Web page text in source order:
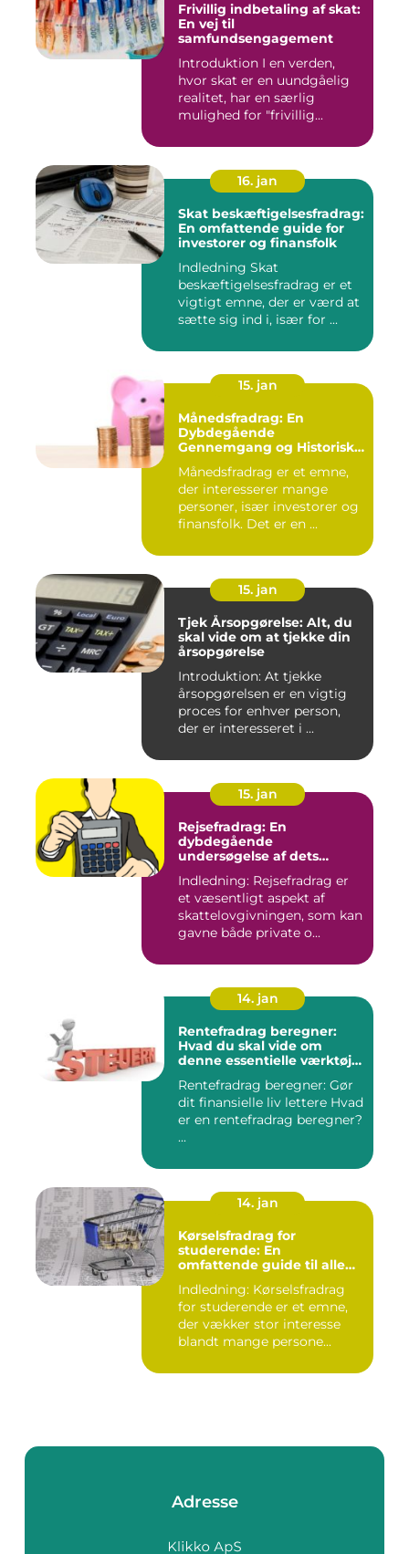
Frivillig indbetaling af skat:
En vej til
samfundsengagement
Introduktion I en verden,
hvor skat er en uundgåelig
realitet, har en særlig
mulighed for "frivillig...
16. jan
Skat beskæftigelsesfradrag:
En omfattende guide for
investorer og finansfolk
Indledning Skat
beskæftigelsesfradrag er et
vigtigt emne, der er værd at
sætte sig ind i, især for ...
15. jan
Månedsfradrag: En
Dybdegående
Gennemgang og Historisk
Månedsfradrag er et emne,
der interesserer mange
personer, især investorer og
finansfolk. Det er en ...
15. jan
Tjek Årsopgørelse: Alt, du
skal vide om at tjekke din
årsopgørelse
Introduktion: At tjekke
årsopgørelsen er en vigtig
proces for enhver person,
der er interesseret i ...
15. jan
Rejsefradrag: En
dybdegående
undersøgelse af dets
vigtighed for investorer og
finansfolk
Indledning: Rejsefradrag er
et væsentligt aspekt af
skattelovgivningen, som kan
gavne både private o...
14. jan
Rentefradrag beregner:
Hvad du skal vide om
denne essentielle værktøj
Rentefradrag beregner: Gør
dit finansielle liv lettere Hvad
er en rentefradrag beregner?
...
14. jan
Kørselsfradrag for
studerende: En
omfattende guide til alle
Indledning: Kørselsfradrag
for studerende er et emne,
der vækker stor interesse
blandt mange persone...
Adresse